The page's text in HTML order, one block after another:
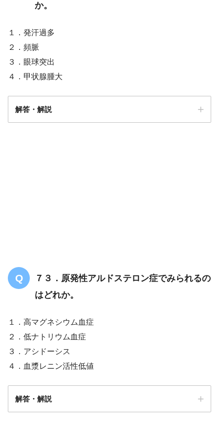
か。
１．発汗過多
２．頻脈
３．眼球突出
４．甲状腺腫大
解答・解説
７３．原発性アルドステロン症でみられるの
はどれか。
１．高マグネシウム血症
２．低ナトリウム血症
３．アシドーシス
４．血漿レニン活性低値
解答・解説